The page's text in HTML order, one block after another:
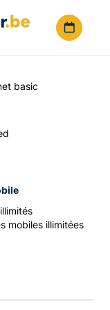
basic
mobiles illimitées